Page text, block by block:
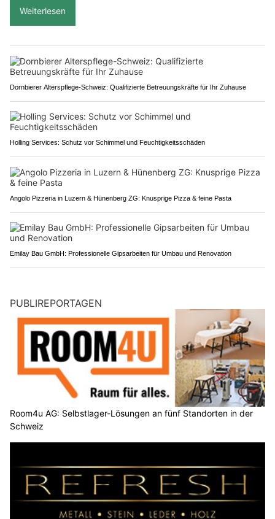
Weiterlesen
Dornbierer Alterspflege-Schweiz: Qualifizierte Betreuungskräfte für Ihr Zuhause
Holling Services: Schutz vor Schimmel und Feuchtigkeitsschäden
Angolo Pizzeria in Luzern & Hünenberg ZG: Knusprige Pizza & feine Pasta
Emilay Bau GmbH: Professionelle Gipsarbeiten für Umbau und Renovation
PUBLIREPORTAGEN
Room4u AG: Selbstlager-Lösungen an fünf Standorten in der
Schweiz